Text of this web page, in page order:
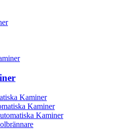
Kaminer
Kaminer
Kaminer